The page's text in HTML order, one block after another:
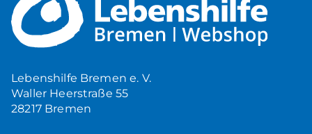
Mehr Ruhe zuhause
5,00€
Lebenshilfe Bremen e. V.
Waller Heerstraße 55
28217 Bremen